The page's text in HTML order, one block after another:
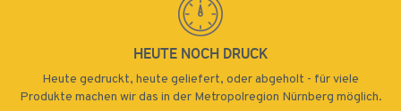
HEUTE NOCH DRUCK
Heute gedruckt, heute geliefert, oder abgeholt - für viele
Produkte machen wir das in der Metropolregion Nürnberg möglich.